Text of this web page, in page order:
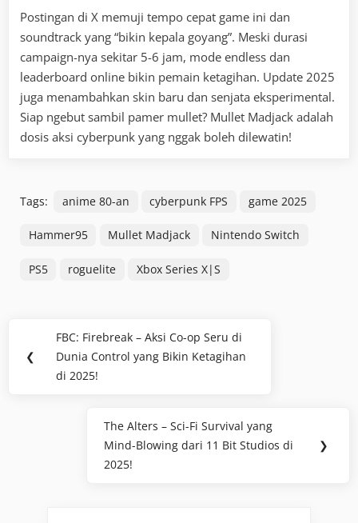
Postingan di X memuji tempo cepat game ini dan
soundtrack yang “bikin kepala goyang”. Meski durasi
campaign-nya sekitar 5-6 jam, mode endless dan
leaderboard online bikin pemain ketagihan. Update 2025
juga menambahkan skin baru dan senjata eksperimental.
Siap ngebut sambil pamer mullet? Mullet Madjack adalah
dosis aksi cyberpunk yang nggak boleh dilewatin!
Tags: anime 80-an cyberpunk FPS game 2025
Hammer95 Mullet Madjack Nintendo Switch
PS5 roguelite Xbox Series X|S
navigation
❮
Previous
Post:
FBC: Firebreak – Aksi Co-op Seru di
Dunia Control yang Bikin Ketagihan
di 2025!
Next
Post:
The Alters – Sci-Fi Survival yang
Mind-Blowing dari 11 Bit Studios di
2025!
❯